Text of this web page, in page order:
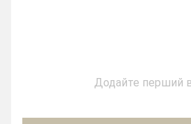
Додайте перший